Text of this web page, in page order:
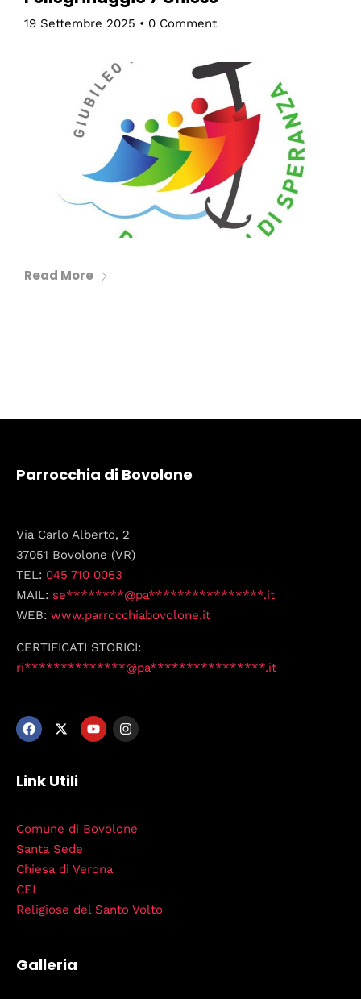
19 Settembre 2025 • 0 Comment
Read More
Parrocchia di Bovolone
Via Carlo Alberto, 2
37051 Bovolone (VR)
TEL: 045 710 0063
MAIL: se********@pa****************.it
WEB: www.parrocchiabovolone.it
CERTIFICATI STORICI:
ri**************@pa****************.it
Link Utili
Comune di Bovolone
Santa Sede
Chiesa di Verona
CEI
Religiose del Santo Volto
Galleria